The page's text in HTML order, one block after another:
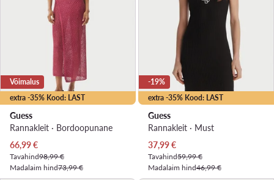
extra -35% Kood: LAST
Võimalus
Guess
Rannakleit · Bordoopunane
Praegune hind
66,99€
Tavahind98,99 €
Madalaim hind73,99 €
extra -35% Kood: LAST
-19%
Guess
Rannakleit · Must
Praegune hind
37,99€
Tavahind59,99 €
Madalaim hind46,99 €